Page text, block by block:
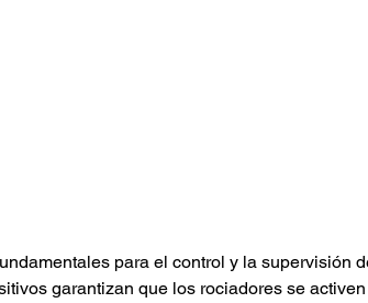
para el control y la supervisión
garantizan que los rociadores se